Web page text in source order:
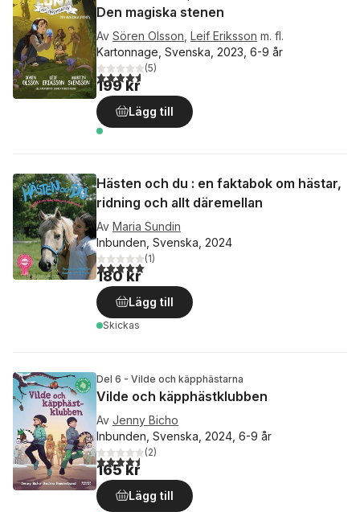
Den magiska stenen
Av Sören Olsson Leif Eriksson m. fl.
Kartonnage, Svenska, 2023, 6-9 år
4,6utav 5 stjärnor. Totalt antal röster:
(5)
199 kr
Lägg till
Hästen och du : en faktabok om hästar,
ridning och allt däremellan
Av Maria Sundin
Inbunden, Svenska, 2024
5,0utav 5 stjärnor. Totalt antal röster:
(1)
180 kr
Lägg till
Skickas
Del 6 - Vilde och käpphästarna
Vilde och käpphästklubben
Av Jenny Bicho
Inbunden, Svenska, 2024, 6-9 år
4,5utav 5 stjärnor. Totalt antal röster:
(2)
165 kr
Lägg till